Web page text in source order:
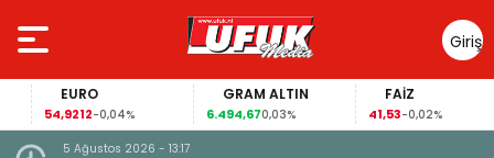
Giriş
Yap
EURO
54,9212-0,04%
GRAM ALTIN
6.494,670,03%
FAİZ
41,53-0,02%
5 Ağustos 2026 - 13:17